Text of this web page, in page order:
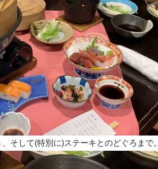
そして(特別に)ステーキとのどぐろまで。